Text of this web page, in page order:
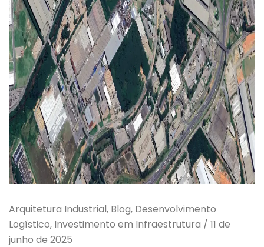
Arquitetura Industrial, Blog, Desenvolvimento
Logístico, Investimento em Infraestrutura / 11 de
junho de 2025